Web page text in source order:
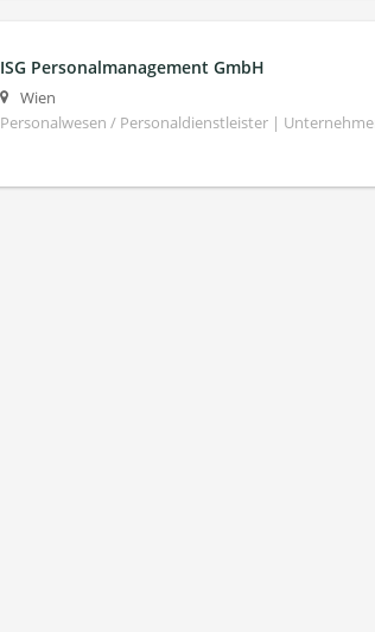
ISG Personalmanagement GmbH
Wien
Personalwesen / Personaldienstleister |